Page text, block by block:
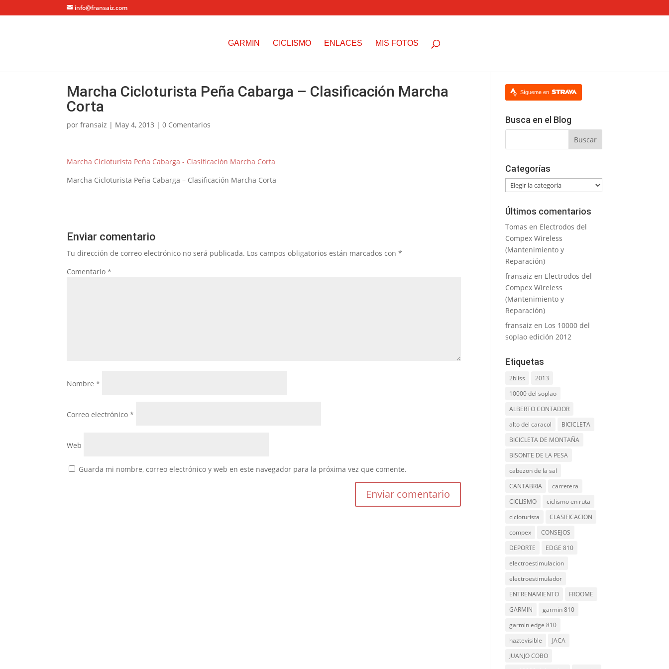
info@fransaiz.com
GARMIN CICLISMO ENLACES MIS FOTOS
Marcha Cicloturista Peña Cabarga – Clasificación Marcha
Corta
porfransaiz | May 4, 2013 |0 Comentarios
Marcha Cicloturista Peña Cabarga - Clasificación Marcha Corta
Marcha Cicloturista Peña Cabarga – Clasificación Marcha Corta
Enviar comentario
Tu dirección de correo electrónico no será publicada. Los campos obligatorios están marcados con*
Comentario*
Nombre*
Correo electrónico*
Web
Guarda mi nombre, correo electrónico y web en este navegador para la próxima vez que comente.
Sígueme en
Busca en el Blog
Categorías
Categorías
Últimos comentarios
Tomas en Electrodos del
Compex Wireless
(Mantenimiento y
Reparación)
fransaiz en Electrodos del
Compex Wireless
(Mantenimiento y
Reparación)
fransaiz en Los 10000 del
soplao edición 2012
Etiquetas
2bliss
2013
10000 del soplao
ALBERTO CONTADOR
alto del caracol
BICICLETA
BICICLETA DE MONTAÑA
BISONTE DE LA PESA
cabezon de la sal
CANTABRIA
carretera
CICLISMO
ciclismo en ruta
cicloturista
CLASIFICACION
compex
CONSEJOS
DEPORTE
EDGE 810
electroestimulacion
electroestimulador
ENTRENAMIENTO
FROOME
GARMIN
garmin 810
garmin edge 810
haztevisible
JACA
JUANJO COBO